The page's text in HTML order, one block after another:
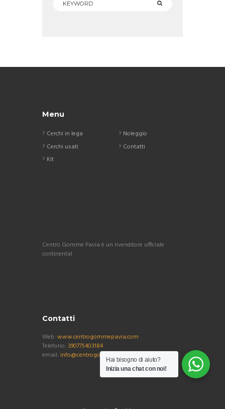
Menu
Cerchi in lega
Cerchi usati
Kit
Noleggio
Contatti
Centro Gomme Pavia è un rivenditore ufficiale
continental
Contatti
Web: www.centrogommepavia.com
Telefono: 390775403184
email: info@centrogommepavia.com
Hai bisogno di aiuto?
Inizia una chat con noi!